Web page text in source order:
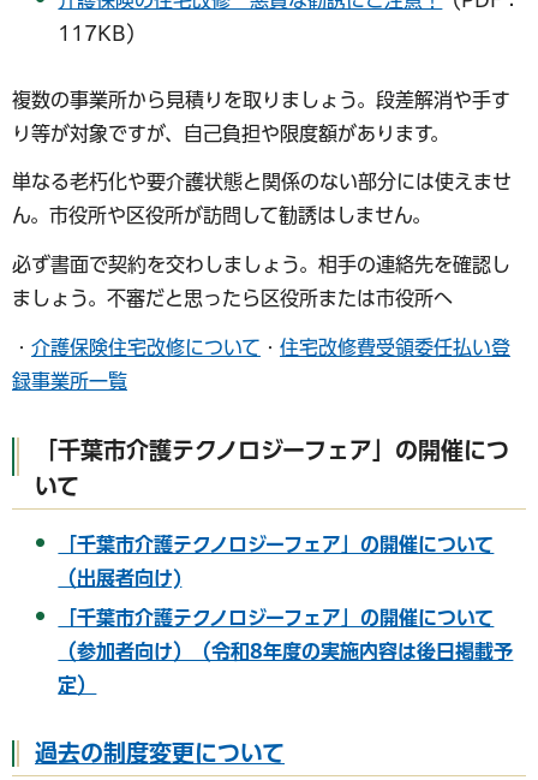
117KB）
複数の事業所から見積りを取りましょう。段差解消や手す
り等が対象ですが、自己負担や限度額があります。
単なる老朽化や要介護状態と関係のない部分には使えませ
ん。市役所や区役所が訪問して勧誘はしません。
必ず書面で契約を交わしましょう。相手の連絡先を確認し
ましょう。不審だと思ったら区役所または市役所へ
・ 介護保険住宅改修について ・ 住宅改修費受領委任払い登
録事業所一覧
「千葉市介護テクノロジーフェア」の開催につ
いて
「千葉市介護テクノロジーフェア」の開催について
（出展者向け)
「千葉市介護テクノロジーフェア」の開催について
（参加者向け）（令和8年度の実施内容は後日掲載予
定）
過去の制度変更について